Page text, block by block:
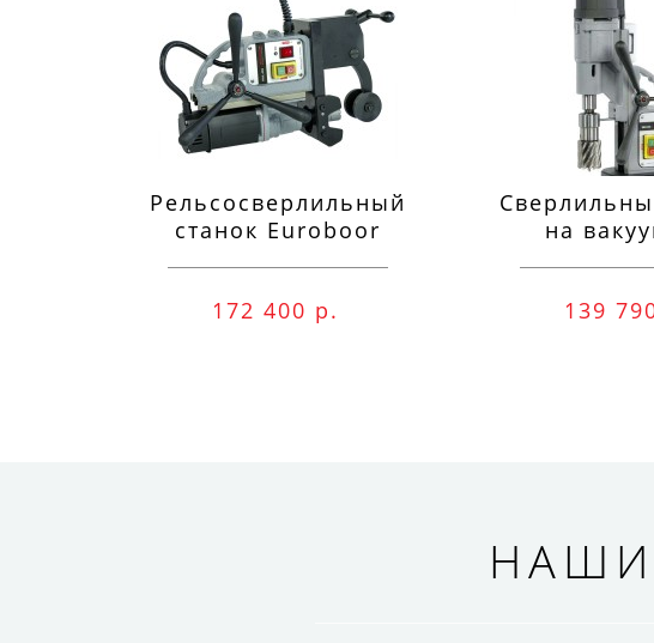
Рельсосверлильный
станок Euroboor
172 400 р.
на
139